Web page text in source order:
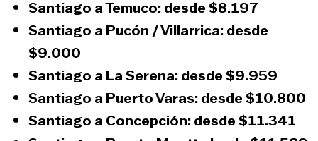
Santiago a Temuco: desde$8.197
Santiago a Pucón / Villarrica: desde
$9.000
Santiago a La Serena: desde$9.959
Santiago a Puerto Varas: desde$10.800
Santiago a Concepción: desde$11.341